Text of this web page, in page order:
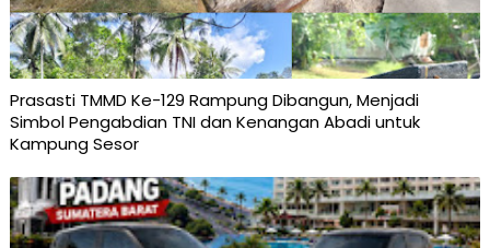
Prasasti TMMD Ke-129 Rampung Dibangun, Menjadi
Simbol Pengabdian TNI dan Kenangan Abadi untuk
Kampung Sesor